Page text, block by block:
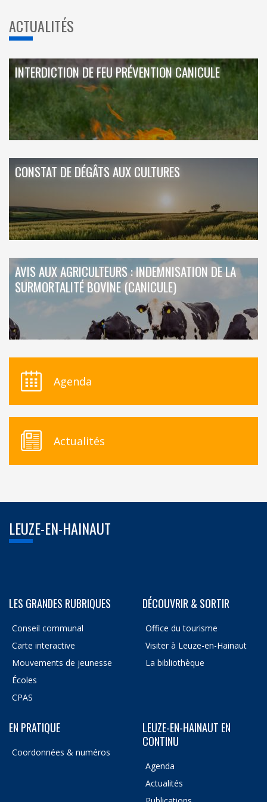
ACTUALITÉS
INTERDICTION DE FEU PRÉVENTION CANICULE
CONSTAT DE DÉGÂTS AUX CULTURES
AVIS AUX AGRICULTEURS : INDEMNISATION DE LA
SURMORTALITÉ BOVINE (CANICULE)
Agenda
Actualités
LEUZE-EN-HAINAUT
LES GRANDES RUBRIQUES
Conseil communal
Carte interactive
Mouvements de jeunesse
Écoles
CPAS
DÉCOUVRIR & SORTIR
Office du tourisme
Visiter à Leuze-en-Hainaut
La bibliothèque
EN PRATIQUE
Coordonnées & numéros
LEUZE-EN-HAINAUT EN
CONTINU
Agenda
Actualités